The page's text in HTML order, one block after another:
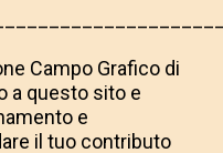
Campo Grafico di
a questo sito e
e
il tuo contributo